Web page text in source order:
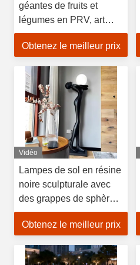
géantes de fruits et
légumes en PRV, art
d'exposition commercial
hyperréaliste
Obtenez le meilleur prix
Vidéo
Lampes de sol en résine
noire sculpturale avec
des grappes de sphères
LED Musée pour les
intérieurs de luxe
Obtenez le meilleur prix